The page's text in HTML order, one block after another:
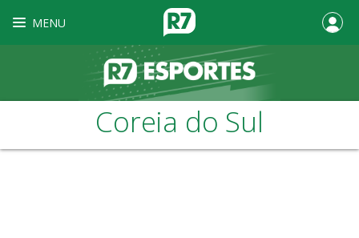
MENU
Coreia do Sul